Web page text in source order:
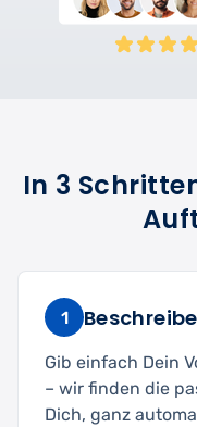
In 3
1
Gib einfach Dein
– wir finden die
Dich, ganz